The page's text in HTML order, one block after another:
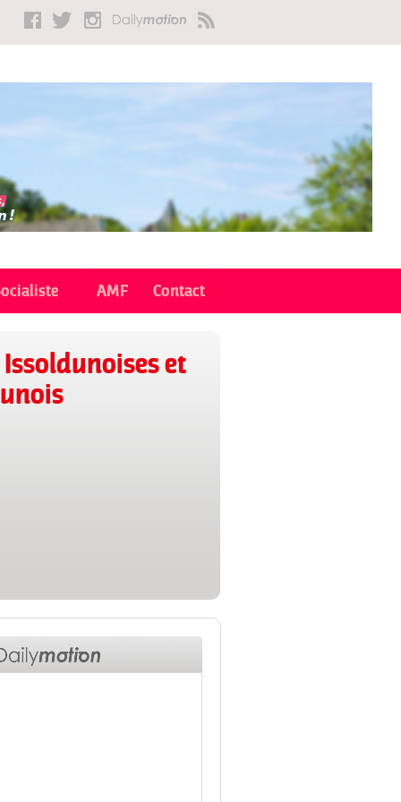
AMF Contact
et
aux
à
choix de